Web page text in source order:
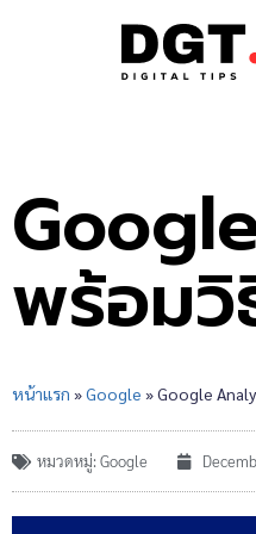
พร้อม
หน้าแรก »Google »Google
หมวดหมู่: Google